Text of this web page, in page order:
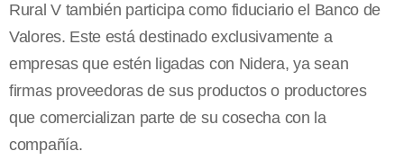
Rural V también participa como fiduciario el Banco de
Valores. Este está destinado exclusivamente a
empresas que estén ligadas con Nidera, ya sean
firmas proveedoras de sus productos o productores
que comercializan parte de su cosecha con la
compañía.